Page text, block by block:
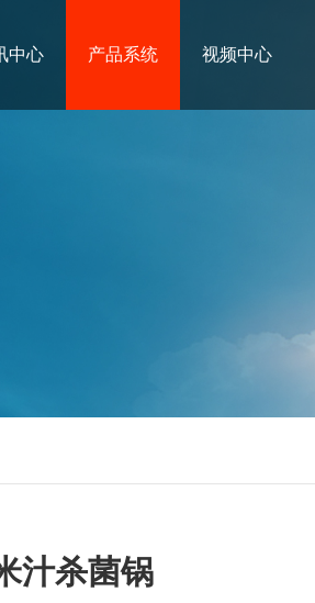
中心 产品系统 视频中心
汁杀菌锅